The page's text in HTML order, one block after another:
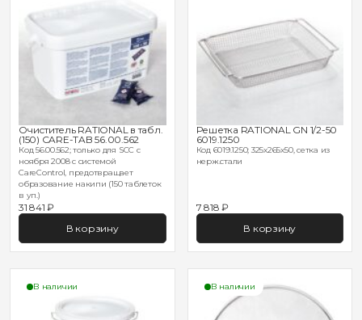
Очиститель RATIONAL в табл.
(150) CARE-TAB 56.00.562
Код 56.00.562; только для SCC с
ноября 2008 с системой
CareControl, предотвращает
образование накипи (150 таблеток
в уп.)
31 841 ₽
В корзину
Решетка RATIONAL GN 1/2-50
6019.1250
Код 6019.1250; 325х265х50, сетка из
нерж.стали
7 818 ₽
В корзину
В наличии В наличии